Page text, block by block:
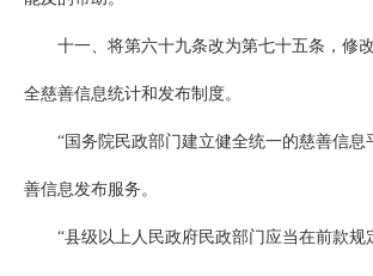
十一、将第六十九条改为第七十五条，修
全慈善信息统计和发布制度。
“国务院民政部门建立健全统一的慈善信息
善信息发布服务。
“县级以上人民政府民政部门应当在前款规